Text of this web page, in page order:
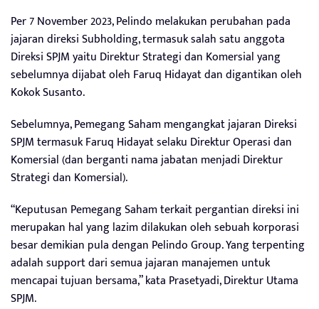
Per 7 November 2023, Pelindo melakukan perubahan pada
jajaran direksi Subholding, termasuk salah satu anggota
Direksi SPJM yaitu Direktur Strategi dan Komersial yang
sebelumnya dijabat oleh Faruq Hidayat dan digantikan oleh
Kokok Susanto.
Sebelumnya, Pemegang Saham mengangkat jajaran Direksi
SPJM termasuk Faruq Hidayat selaku Direktur Operasi dan
Komersial (dan berganti nama jabatan menjadi Direktur
Strategi dan Komersial).
“Keputusan Pemegang Saham terkait pergantian direksi ini
merupakan hal yang lazim dilakukan oleh sebuah korporasi
besar demikian pula dengan Pelindo Group. Yang terpenting
adalah support dari semua jajaran manajemen untuk
mencapai tujuan bersama,” kata Prasetyadi, Direktur Utama
SPJM.